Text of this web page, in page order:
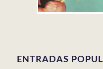
ENTRADAS